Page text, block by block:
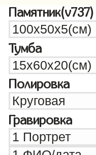
Памятник(v737)
Тумба
Полировка
Гравировка